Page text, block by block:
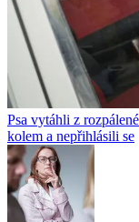
Psa vytáhli z
kolem a nepřihlásili se